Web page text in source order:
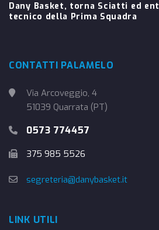
Dany Basket, torna Sciatti ed
tecnico della Prima Squadra
CONTATTI PALAMELO
Via Arcoveggio, 4
51039 Quarrata (PT)
0573 774457
375 985 5526
segreteria@danybasket.it
LINK UTILI